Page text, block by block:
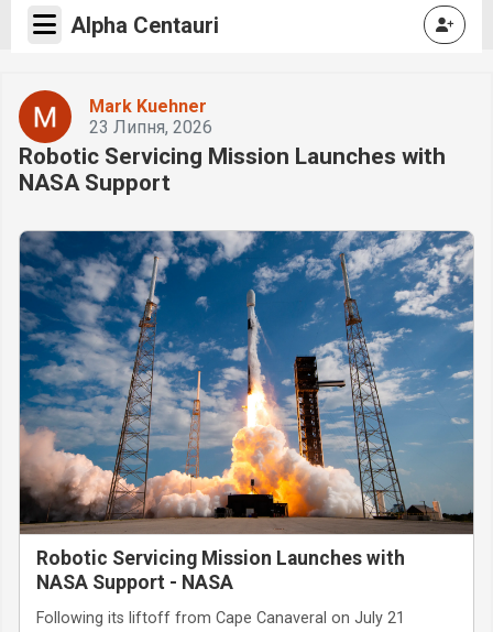
Alpha Centauri
Mark Kuehner
23 Липня, 2026
Robotic Servicing Mission Launches with
NASA Support
Robotic Servicing Mission Launches with
NASA Support - NASA
Following its liftoff from Cape Canaveral on July 21